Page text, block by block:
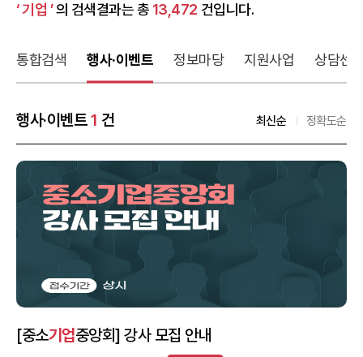
‘ 기업 ’의 검색결과는 총 13,472 건입니다.
통합검색 행사·이벤트 정보마당 지원사업 상담센
행사·이벤트 1 건 최신순 정확도순
[중소기업중앙회] 강사 모집 안내